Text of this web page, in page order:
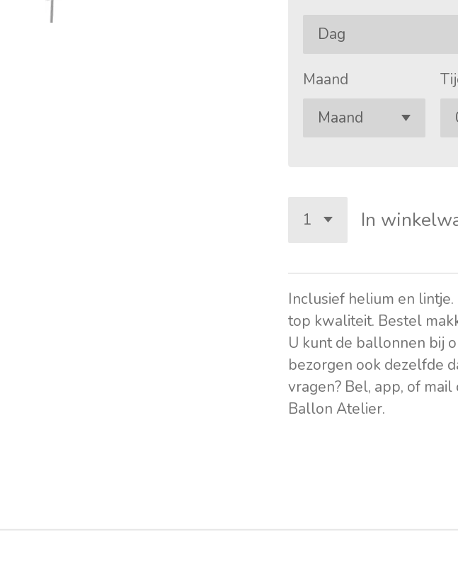
Maand
In
Inclusief helium en
top kwaliteit. Bestel
U kunt de ballonnen bij
bezorgen ook dezelfde
vragen? Bel, app, of
Ballon Atelier.